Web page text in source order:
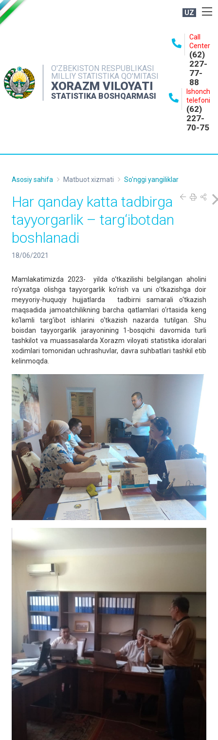
UZ
O'ZBEKISTON RESPUBLIKASI
MILLIY STATISTIKA QO'MITASI
XORAZM VILOYATI
STATISTIKA BOSHQARMASI
Call
Center
(62)
227-
77-
88
Ishonch
telefoni
(62)
227-
70-75
NASHRLAR
INTERAKTIV XIZMATLAR
MATBUOT XIZMATI
Asosiy sahifa Matbuot xizmati So'nggi yangiliklar
Har qanday katta tadbirga
tayyorgarlik – targ‘ibotdan
boshlanadi
18/06/2021
Mamlakatimizda 2023- yilda o‘tkazilishi belgilangan aholini
ro‘yxatga olishga tayyorgarlik ko‘rish va uni o‘tkazishga doir
meyyoriy-huquqiy hujjatlarda tadbirni samarali o‘tkazish
maqsadida jamoatchilikning barcha qatlamlari o‘rtasida keng
ko‘lamli targ‘ibot ishlarini o‘tkazish nazarda tutilgan. Shu
boisdan tayyorgarlik jarayonining 1-bosqichi davomida turli
tashkilot va muassasalarda Xorazm viloyati statistika idoralari
xodimlari tomonidan uchrashuvlar, davra suhbatlari tashkil etib
kelinmoqda.